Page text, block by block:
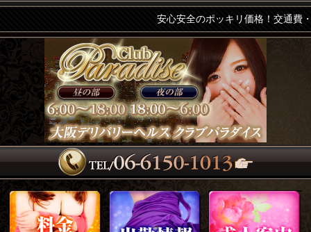
安心安全のポッキリ価格！交通費・